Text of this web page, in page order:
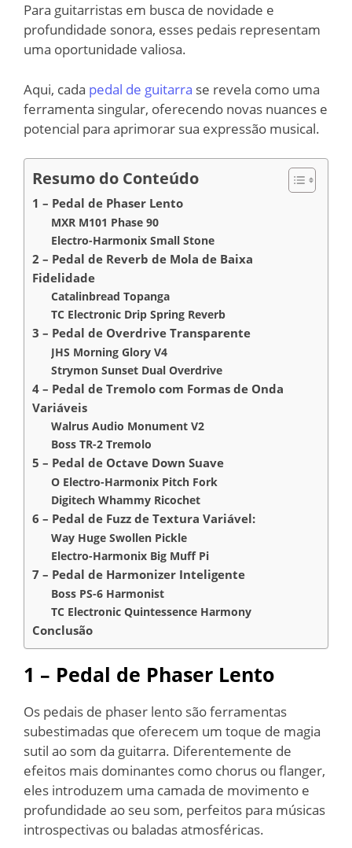
Para guitarristas em busca de novidade e
profundidade sonora, esses pedais representam
uma oportunidade valiosa.
Aqui, cada pedal de guitarra se revela como uma
ferramenta singular, oferecendo novas nuances e
potencial para aprimorar sua expressão musical.
Resumo do Conteúdo
1 – Pedal de Phaser Lento
MXR M101 Phase 90
Electro-Harmonix Small Stone
2 – Pedal de Reverb de Mola de Baixa
Fidelidade
Catalinbread Topanga
TC Electronic Drip Spring Reverb
3 – Pedal de Overdrive Transparente
JHS Morning Glory V4
Strymon Sunset Dual Overdrive
4 – Pedal de Tremolo com Formas de Onda
Variáveis
Walrus Audio Monument V2
Boss TR-2 Tremolo
5 – Pedal de Octave Down Suave
O Electro-Harmonix Pitch Fork
Digitech Whammy Ricochet
6 – Pedal de Fuzz de Textura Variável:
Way Huge Swollen Pickle
Electro-Harmonix Big Muff Pi
7 – Pedal de Harmonizer Inteligente
Boss PS-6 Harmonist
TC Electronic Quintessence Harmony
Conclusão
1 – Pedal de Phaser Lento
Os pedais de phaser lento são ferramentas
subestimadas que oferecem um toque de magia
sutil ao som da guitarra. Diferentemente de
efeitos mais dominantes como chorus ou flanger,
eles introduzem uma camada de movimento e
profundidade ao seu som, perfeitos para músicas
introspectivas ou baladas atmosféricas.